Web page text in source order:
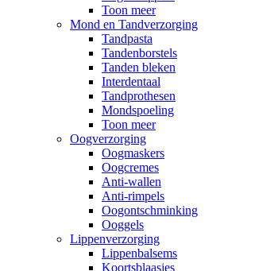
Toon meer
Mond en Tandverzorging
Tandpasta
Tandenborstels
Tanden bleken
Interdentaal
Tandprothesen
Mondspoeling
Toon meer
Oogverzorging
Oogmaskers
Oogcremes
Anti-wallen
Anti-rimpels
Oogontschminking
Ooggels
Lippenverzorging
Lippenbalsems
Koortsblaasjes